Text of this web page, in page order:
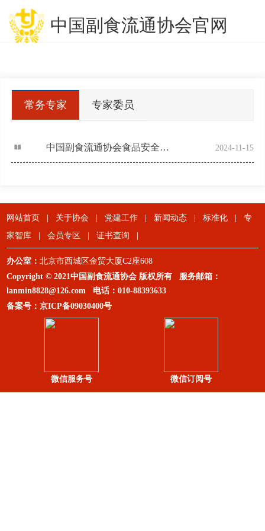
中国副食流通协会官网
常务专家 专家委员
中国副食流通协会食品安全与信息追溯分会专家委员会 2024-11-15
网站首页 关于协会 党建工作 新闻动态 标准化
专
家智库
会员专区 证书查询
办公室：北京市西城区金贸大厦C2座608
Copyright © 2021中国副食流通协会 版权所有 服务邮箱：
lanmin8828@126.com 电话：010-88393633
备案号：京ICP备09030400号
微信服务号 微信订阅号